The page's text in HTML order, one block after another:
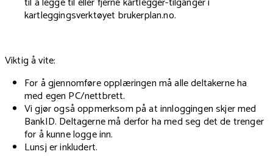
kartleggingsverktøyet brukerplan.no.
Viktig å vite:
For å gjennomføre opplæringen må alle deltakerne ha
med egen PC/nettbrett.
Vi gjør også oppmerksom på at innloggingen skjer med
BankID. Deltagerne må derfor ha med seg det de trenger
for å kunne logge inn.
Lunsj er inkludert.